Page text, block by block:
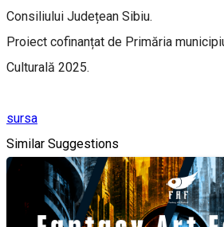
Consiliului Județean Sibiu.
Proiect cofinanțat de Primăria
Culturală 2025.
sursa
Similar Suggestions